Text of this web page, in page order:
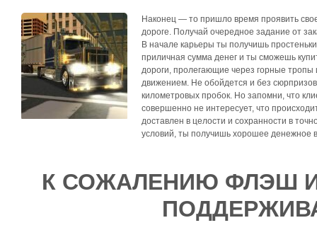
Наконец — то пришло время проявить
дороге. Получай очередное задание от
В начале карьеры ты получишь
приличная сумма денег и ты сможешь
дороги, пролегающие через горные
движением. Не обойдется и без
километровых пробок. Но запомни, что
совершенно не интересует, что
доставлен в целости и сохранности в
условий, ты получишь хорошее денежное
К СОЖАЛЕНИЮ ФЛЭШ